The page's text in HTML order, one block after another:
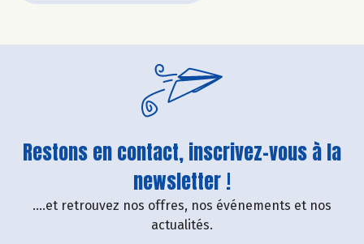
Restons en contact, inscrivez-vous à la
newsletter !
....et retrouvez nos offres, nos événements et nos
actualités.